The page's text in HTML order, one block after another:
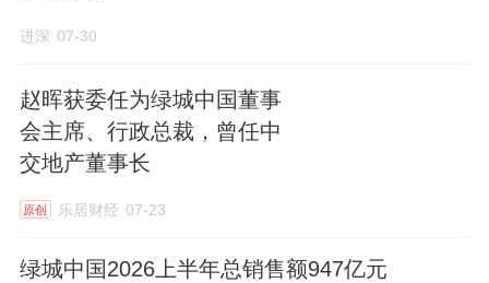
进深 07-30
赵晖获委任为绿城中国董事
会主席、行政总裁，曾任中
交地产董事长
原创 乐居财经 07-23
绿城中国2026上半年总销售额947亿元